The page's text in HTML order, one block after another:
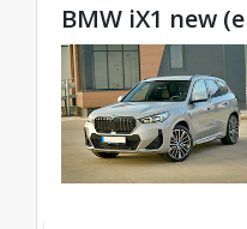
BMW iX1 new